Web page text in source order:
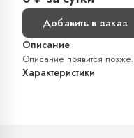
Добавить в заказ
Описание
Описание появится позже.
Характеристики